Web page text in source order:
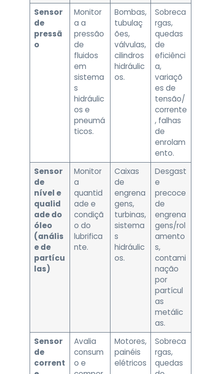
Sensor
de
pressã
o
Monitor
a a
pressão
de
fluidos
em
sistema
s
hidráulic
os e
pneumá
ticos.
Bombas,
tubulaç
ões,
válvulas,
cilindros
hidráulic
os.
Sobreca
rgas,
quedas
de
eficiênci
a,
variaçõ
es de
tensão/
corrente
, falhas
de
enrolam
ento.
Sensor
de
nível e
qualid
ade do
óleo
(anális
e de
partícu
las)
Monitor
a
quantid
ade e
condiçã
o do
lubrifica
nte.
Caixas
de
engrena
gens,
turbinas,
sistema
s
hidráulic
os.
Desgast
e
precoce
de
engrena
gens/rol
amento
s,
contami
nação
por
partícul
as
metálic
as.
Sensor
de
corrent
Avalia
consum
o e
Motores,
painéis
elétricos
Sobreca
rgas,
quedas